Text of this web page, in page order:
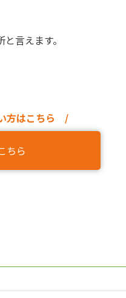
言えます。
方はこちら /
ちら